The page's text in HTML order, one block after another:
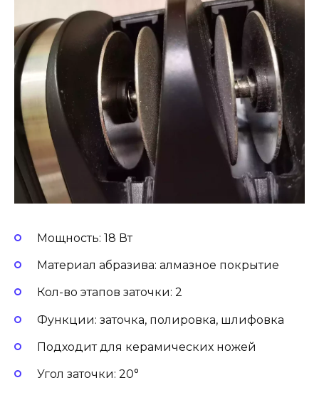
Мощность: 18 Вт
Материал абразива: алмазное покрытие
Кол-во этапов заточки: 2
Функции: заточка, полировка, шлифовка
Подходит для керамических ножей
Угол заточки: 20°